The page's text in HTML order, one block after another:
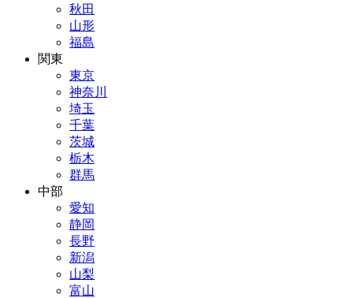
秋田
山形
福島
関東
東京
神奈川
埼玉
千葉
茨城
栃木
群馬
中部
愛知
静岡
長野
新潟
山梨
富山